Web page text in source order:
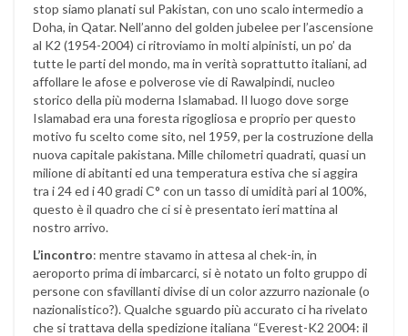
stop siamo planati sul Pakistan, con uno scalo intermedio a
Doha, in Qatar. Nell’anno del golden jubelee per l’ascensione
al K2 (1954-2004) ci ritroviamo in molti alpinisti, un po’ da
tutte le parti del mondo, ma in verità soprattutto italiani, ad
affollare le afose e polverose vie di Rawalpindi, nucleo
storico della più moderna Islamabad. Il luogo dove sorge
Islamabad era una foresta rigogliosa e proprio per questo
motivo fu scelto come sito, nel 1959, per la costruzione della
nuova capitale pakistana. Mille chilometri quadrati, quasi un
milione di abitanti ed una temperatura estiva che si aggira
tra i 24 ed i 40 gradi C° con un tasso di umidità pari al 100%,
questo è il quadro che ci si è presentato ieri mattina al
nostro arrivo.
L’incontro: mentre stavamo in attesa al chek-in, in
aeroporto prima di imbarcarci, si è notato un folto gruppo di
persone con sfavillanti divise di un color azzurro nazionale (o
nazionalistico?). Qualche sguardo più accurato ci ha rivelato
che si trattava della spedizione italiana “Everest-K2 2004: il